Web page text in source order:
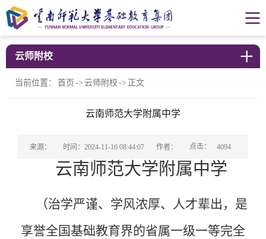
云师附校
当前位置： 首页 -> 云师附校-> 正文
云南师范大学附属中学
来源： 时间：2024-11-16 08:44:07 作者： 点击： 4094
云南师范大学附属中学
（治学严谨、学风浓厚、人才辈出，是
享誉全国基础教育界的省属一级一等完全